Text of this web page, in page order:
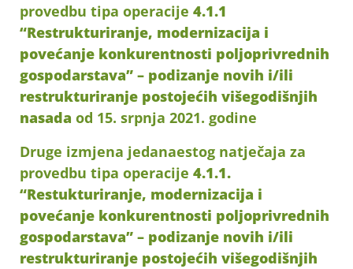
provedbu tipa operacije 4.1.1
“Restrukturiranje, modernizacija i
povećanje konkurentnosti poljoprivrednih
gospodarstava” – podizanje novih i/ili
restrukturiranje postojećih višegodišnjih
nasada od 15. srpnja 2021. godine
Druge izmjena jedanaestog natječaja za
provedbu tipa operacije 4.1.1.
“Restukturiranje, modernizacija i
povećanje konkurentnosti poljoprivrednih
gospodarstava” – podizanje novih i/ili
restrukturiranje postojećih višegodišnjih